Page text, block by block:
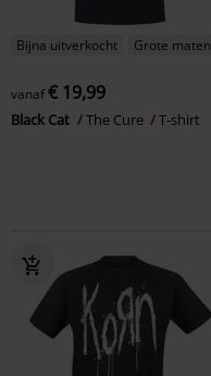
Bijna uitverkocht Grote maten
vanaf€ 19,99
Black Cat The Cure T-shirt